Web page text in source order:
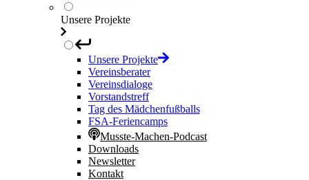
Unsere Projekte
Unsere Projekte
Vereinsberater
Vereinsdialoge
Vorstandstreff
Tag des Mädchenfußballs
FSA-Feriencamps
Musste-Machen-Podcast
Downloads
Newsletter
Kontakt